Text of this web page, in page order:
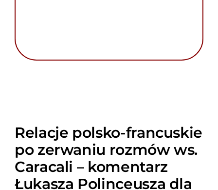
Relacje polsko-francuskie
po zerwaniu rozmów ws.
Caracali – komentarz
Łukasza Polinceusza dla